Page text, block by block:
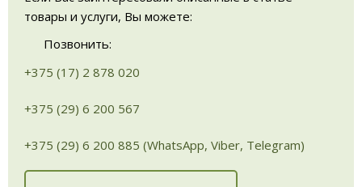
товары и услуги, Вы можете:
Позвонить:
+375 (17) 2 878 020
+375 (29) 6 200 567
+375 (29) 6 200 885 (WhatsApp, Viber, Telegram)